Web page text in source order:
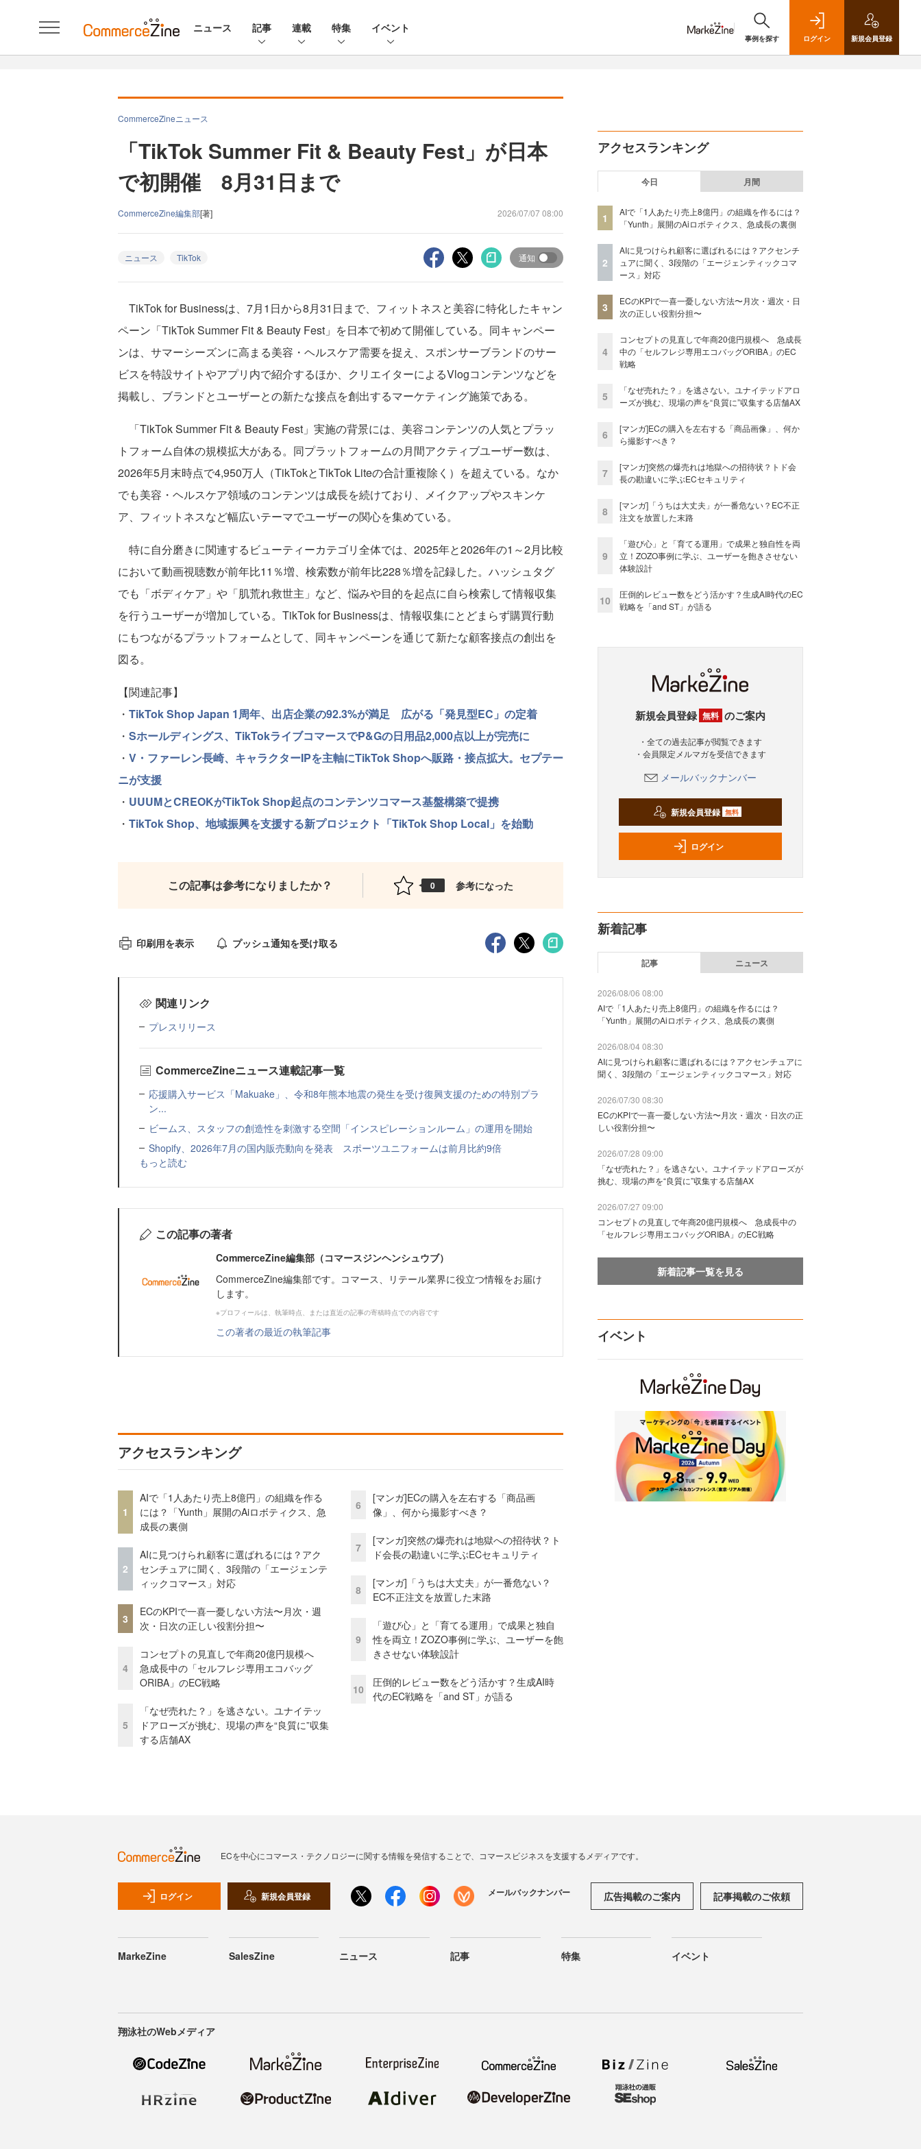
ニュース 記事 連載 特集 イベント
事例を探す ログイン 新規会員登録
CommerceZineニュース
「TikTok Summer Fit & Beauty Fest」が日本
で初開催 8月31日まで
CommerceZine編集部[著] 2026/07/07 08:00
ニュース TikTok 通知
TikTok for Businessは、7月1日から8月31日まで、フィットネスと美容に特化したキャン
ペーン「TikTok Summer Fit & Beauty Fest」を日本で初めて開催している。同キャンペー
ンは、サマーシーズンに高まる美容・ヘルスケア需要を捉え、スポンサーブランドのサー
ビスを特設サイトやアプリ内で紹介するほか、クリエイターによるVlogコンテンツなどを
掲載し、ブランドとユーザーとの新たな接点を創出するマーケティング施策である。
「TikTok Summer Fit & Beauty Fest」実施の背景には、美容コンテンツの人気とプラッ
トフォーム自体の規模拡大がある。同プラットフォームの月間アクティブユーザー数は、
2026年5月末時点で4,950万人（TikTokとTikTok Liteの合計重複除く）を超えている。なか
でも美容・ヘルスケア領域のコンテンツは成長を続けており、メイクアップやスキンケ
ア、フィットネスなど幅広いテーマでユーザーの関心を集めている。
特に自分磨きに関連するビューティーカテゴリ全体では、2025年と2026年の1～2月比較
において動画視聴数が前年比11％増、検索数が前年比228％増を記録した。ハッシュタグ
でも「ボディケア」や「肌荒れ救世主」など、悩みや目的を起点に自ら検索して情報収集
を行うユーザーが増加している。TikTok for Businessは、情報収集にとどまらず購買行動
にもつながるプラットフォームとして、同キャンペーンを通じて新たな顧客接点の創出を
図る。
【関連記事】
・ TikTok Shop Japan 1周年、出店企業の92.3%が満足 広がる「発見型EC」の定着
・ Sホールディングス、TikTokライブコマースでP&Gの日用品2,000点以上が完売に
・ V・ファーレン長崎、キャラクターIPを主軸にTikTok Shopへ販路・接点拡大。セプテー
ニが支援
・ UUUMとCREOKがTikTok Shop起点のコンテンツコマース基盤構築で提携
・ TikTok Shop、地域振興を支援する新プロジェクト「TikTok Shop Local」を始動
この記事は参考になりましたか？ 0 参考になった
印刷用を表示 プッシュ通知を受け取る
関連リンク
プレスリリース
CommerceZineニュース連載記事一覧
応援購入サービス「Makuake」、令和8年熊本地震の発生を受け復興支援のための特別プラ
ン...
ビームス、スタッフの創造性を刺激する空間「インスピレーションルーム」の運用を開始
Shopify、2026年7月の国内販売動向を発表 スポーツユニフォームは前月比約9倍
もっと読む
この記事の著者
CommerceZine編集部（コマースジンヘンシュウブ）
CommerceZine編集部です。コマース、リテール業界に役立つ情報をお届け
します。
※プロフィールは、執筆時点、または直近の記事の寄稿時点での内容です
この著者の最近の執筆記事
アクセスランキング
1
AIで「1人あたり売上8億円」の組織を作る
には？「Yunth」展開のAiロボティクス、急
成長の裏側
2
AIに見つけられ顧客に選ばれるには？アク
センチュアに聞く、3段階の「エージェンテ
ィックコマース」対応
3
ECのKPIで一喜一憂しない方法〜月次・週
次・日次の正しい役割分担〜
4
コンセプトの見直しで年商20億円規模へ
急成長中の「セルフレジ専用エコバッグ
ORIBA」のEC戦略
5
「なぜ売れた？」を逃さない。ユナイテッ
ドアローズが挑む、現場の声を“良質に”収集
する店舗AX
6
[マンガ]ECの購入を左右する「商品画
像」、何から撮影すべき？
7
[マンガ]突然の爆売れは地獄への招待状？ト
ド会長の勘違いに学ぶECセキュリティ
8
[マンガ]「うちは大丈夫」が一番危ない？
EC不正注文を放置した末路
9
「遊び心」と「育てる運用」で成果と独自
性を両立！ZOZO事例に学ぶ、ユーザーを飽
きさせない体験設計
10
圧倒的レビュー数をどう活かす？生成AI時
代のEC戦略を「and ST」が語る
アクセスランキング
今日 月間
1
AIで「1人あたり売上8億円」の組織を作るには？
「Yunth」展開のAiロボティクス、急成長の裏側
2
AIに見つけられ顧客に選ばれるには？アクセンチ
ュアに聞く、3段階の「エージェンティックコマ
ース」対応
3
ECのKPIで一喜一憂しない方法〜月次・週次・日
次の正しい役割分担〜
4
コンセプトの見直しで年商20億円規模へ 急成長
中の「セルフレジ専用エコバッグORIBA」のEC
戦略
5
「なぜ売れた？」を逃さない。ユナイテッドアロ
ーズが挑む、現場の声を“良質に”収集する店舗AX
6
[マンガ]ECの購入を左右する「商品画像」、何か
ら撮影すべき？
7
[マンガ]突然の爆売れは地獄への招待状？トド会
長の勘違いに学ぶECセキュリティ
8
[マンガ]「うちは大丈夫」が一番危ない？EC不正
注文を放置した末路
9
「遊び心」と「育てる運用」で成果と独自性を両
立！ZOZO事例に学ぶ、ユーザーを飽きさせない
体験設計
10
圧倒的レビュー数をどう活かす？生成AI時代のEC
戦略を「and ST」が語る
新規会員登録 無料 のご案内
・全ての過去記事が閲覧できます
・会員限定メルマガを受信できます
メールバックナンバー
新規会員登録 無料
ログイン
新着記事
記事 ニュース
2026/08/06 08:00
AIで「1人あたり売上8億円」の組織を作るには？
「Yunth」展開のAiロボティクス、急成長の裏側
2026/08/04 08:30
AIに見つけられ顧客に選ばれるには？アクセンチュアに
聞く、3段階の「エージェンティックコマース」対応
2026/07/30 08:30
ECのKPIで一喜一憂しない方法〜月次・週次・日次の正
しい役割分担〜
2026/07/28 09:00
「なぜ売れた？」を逃さない。ユナイテッドアローズが
挑む、現場の声を“良質に”収集する店舗AX
2026/07/27 09:00
コンセプトの見直しで年商20億円規模へ 急成長中の
「セルフレジ専用エコバッグORIBA」のEC戦略
新着記事一覧を見る
イベント
ECを中心にコマース・テクノロジーに関する情報を発信することで、コマースビジネスを支援するメディアです。
ログイン 新規会員登録 メールバックナンバー 広告掲載のご案内 記事掲載のご依頼
MarkeZine SalesZine ニュース 記事 特集 イベント
翔泳社のWebメディア